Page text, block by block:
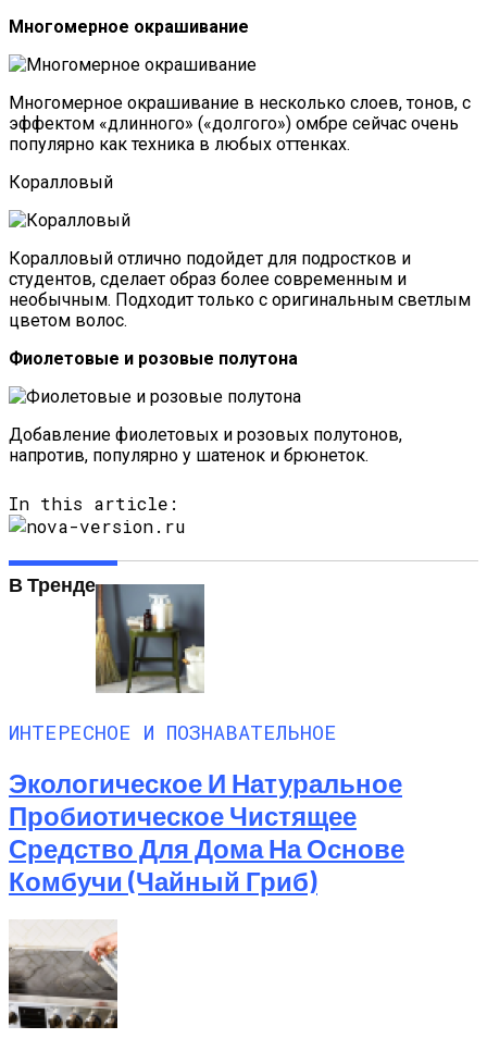
Многомерное окрашивание
Многомерное окрашивание в несколько слоев, тонов, с
эффектом «длинного» («долгого») омбре сейчас очень
популярно как техника в любых оттенках.
Коралловый
Коралловый отлично подойдет для подростков и
студентов, сделает образ более современным и
необычным. Подходит только с оригинальным светлым
цветом волос.
Фиолетовые и розовые полутона
Добавление фиолетовых и розовых полутонов,
напротив, популярно у шатенок и брюнеток.
In this article:
В Тренде
ИНТЕРЕСНОЕ И ПОЗНАВАТЕЛЬНОЕ
Экологическое И Натуральное
Пробиотическое Чистящее
Средство Для Дома На Основе
Комбучи (чайный Гриб)